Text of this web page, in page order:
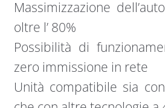
Massimizzazione
oltre l’ 80%
Possibilità di
zero immissione in rete
Unità compatibile sia